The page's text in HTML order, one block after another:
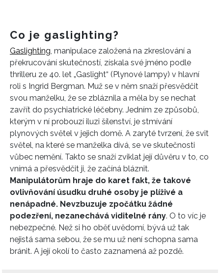
Co je gaslighting?
Gaslighting, manipulace založená na zkreslování a
překrucování skutečností, získala své jméno podle
thrilleru ze 40. let „Gaslight“ (Plynové lampy) v hlavní
roli s Ingrid Bergman. Muž se v něm snaží přesvědčit
svou manželku, že se zbláznila a měla by se nechat
zavřít do psychiatrické léčebny. Jedním ze způsobů,
kterým v ní probouzí iluzi šílenství, je stmívání
plynových světel v jejich domě. A zaryté tvrzení, že svit
světel, na které se manželka dívá, se ve skutečnosti
vůbec nemění. Takto se snaží zviklat její důvěru v to, co
vnímá a přesvědčit ji, že začíná bláznit.
Manipulátorům hraje do karet fakt, že takové
ovlivňování úsudku druhé osoby je plíživé a
nenápadné. Nevzbuzuje zpočátku žádné
podezření, nezanechává viditelné rány. O to víc je
nebezpečné. Než si ho oběť uvědomí, bývá už tak
nejistá sama sebou, že se mu už není schopna sama
bránit. A její okolí to často zaznamená až pozdě.